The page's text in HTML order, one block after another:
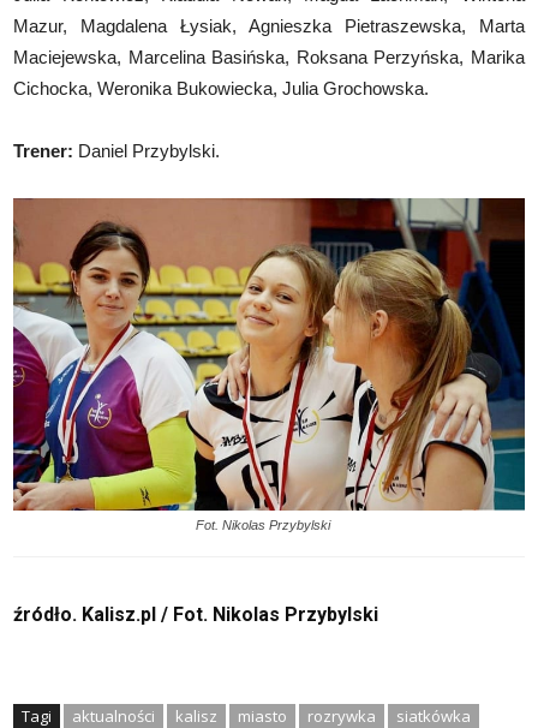
Mazur, Magdalena Łysiak, Agnieszka Pietraszewska, Marta
Maciejewska, Marcelina Basińska, Roksana Perzyńska, Marika
Cichocka, Weronika Bukowiecka, Julia Grochowska.
Trener: Daniel Przybylski.
Fot. Nikolas Przybylski
źródło. Kalisz.pl / Fot. Nikolas Przybylski
Tagi aktualności kalisz miasto rozrywka
siatkówka